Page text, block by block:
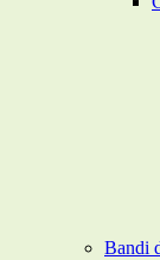
Bandi